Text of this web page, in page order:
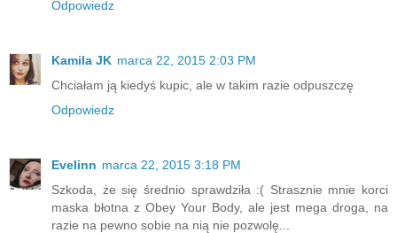
Odpowiedz
Kamila JK marca 22, 2015 2:03 PM
Chciałam ją kiedyś kupic, ale w takim razie odpuszczę
Odpowiedz
Evelinn marca 22, 2015 3:18 PM
Szkoda, że się średnio sprawdziła :( Strasznie mnie korci
maska błotna z Obey Your Body, ale jest mega droga, na
razie na pewno sobie na nią nie pozwolę...